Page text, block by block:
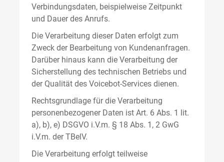
Verbindungsdaten, beispielweise Zeitpunkt
und Dauer des Anrufs.
Die Verarbeitung dieser Daten erfolgt zum
Zweck der Bearbeitung von Kundenanfragen.
Darüber hinaus kann die Verarbeitung der
Sicherstellung des technischen Betriebs und
der Qualität des Voicebot-Services dienen.
Rechtsgrundlage für die Verarbeitung
personenbezogener Daten ist Art. 6 Abs. 1 lit.
a), b), e) DSGVO i.V.m. § 18 Abs. 1, 2 GwG
i.V.m. der TBelV.
Die Verarbeitung erfolgt teilweise